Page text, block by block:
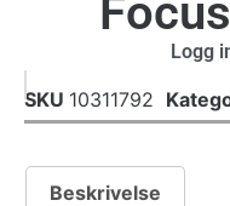
Logg
SKU 10311792
Beskrivelse